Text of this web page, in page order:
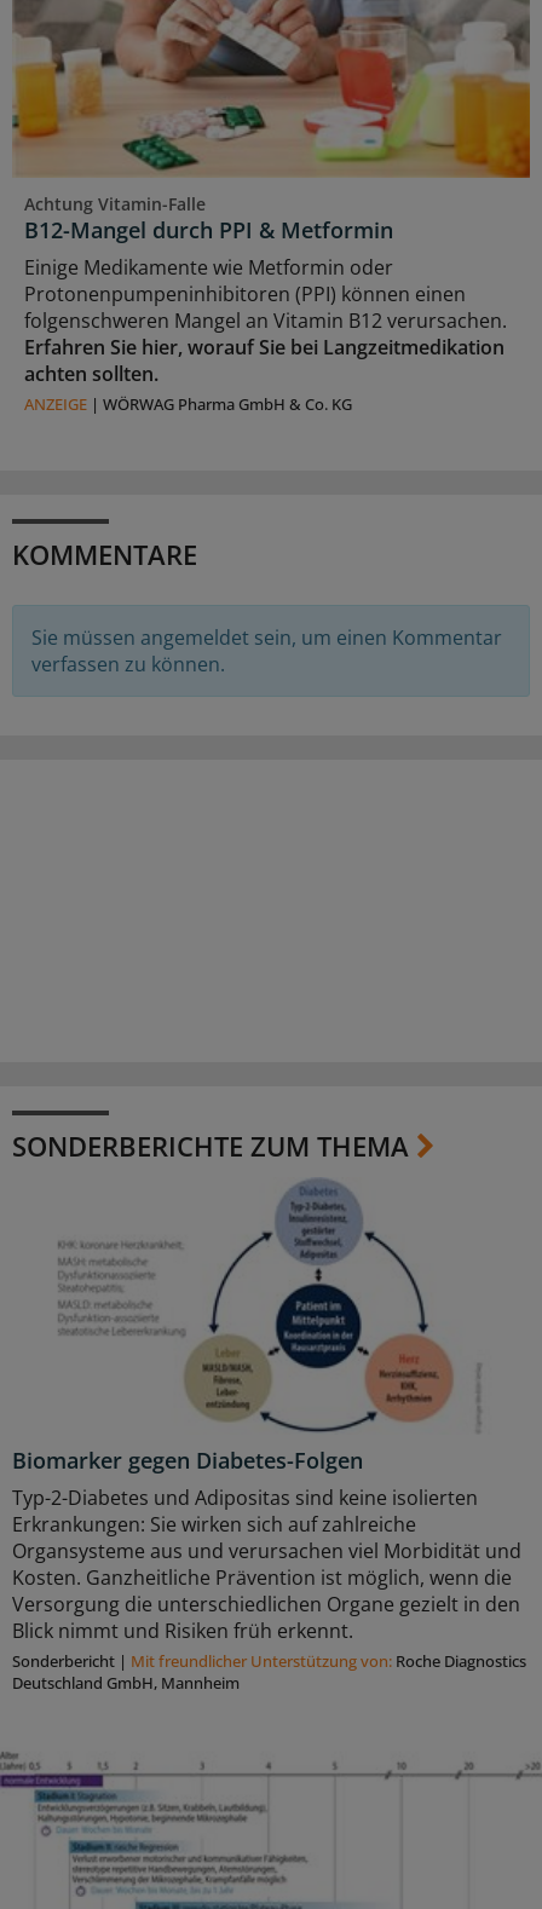
Achtung Vitamin-Falle
B12-Mangel durch PPI & Metformin
Einige Medikamente wie Metformin oder
Protonenpumpeninhibitoren (PPI) können einen
folgenschweren Mangel an Vitamin B12 verursachen.
Erfahren Sie hier, worauf Sie bei Langzeitmedikation
achten sollten.
ANZEIGE | WÖRWAG Pharma GmbH & Co. KG
KOMMENTARE
Sie müssen angemeldet sein, um einen Kommentar
verfassen zu können.
SONDERBERICHTE ZUM THEMA
Biomarker gegen Diabetes-Folgen
Typ-2-Diabetes und Adipositas sind keine isolierten
Erkrankungen: Sie wirken sich auf zahlreiche
Organsysteme aus und verursachen viel Morbidität und
Kosten. Ganzheitliche Prävention ist möglich, wenn die
Versorgung die unterschiedlichen Organe gezielt in den
Blick nimmt und Risiken früh erkennt.
Sonderbericht | Mit freundlicher Unterstützung von: Roche Diagnostics
Deutschland GmbH, Mannheim